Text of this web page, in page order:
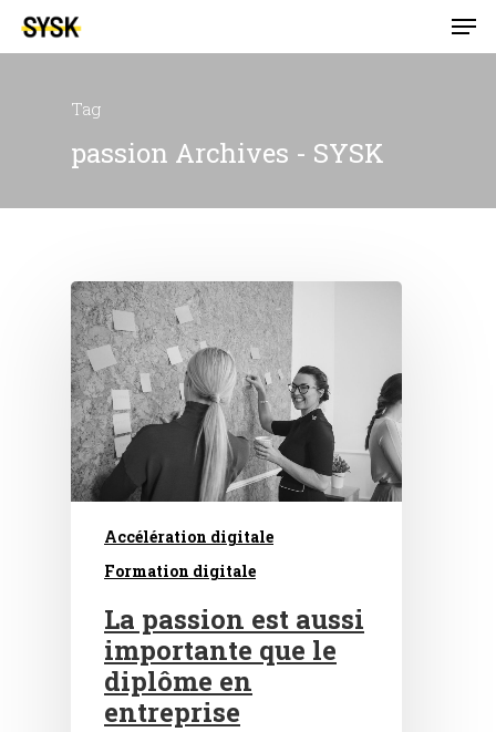
Hit enter to search or ESC to close
Tag
passion Archives - SYSK
Accélération digitale
Formation digitale
La passion est aussi
importante que le
diplôme en
entreprise